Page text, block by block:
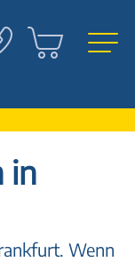
in
Wenn